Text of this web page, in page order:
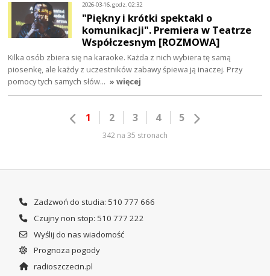
2026-03-16, godz. 02:32
"Piękny i krótki spektakl o
komunikacji". Premiera w Teatrze
Współczesnym [ROZMOWA]
Kilka osób zbiera się na karaoke. Każda z nich wybiera tę samą
piosenkę, ale każdy z uczestników zabawy śpiewa ją inaczej. Przy
pomocy tych samych słów… » więcej
1 2 3 4 5
342 na 35 stronach
Zadzwoń do studia: 510 777 666
Czujny non stop: 510 777 222
Wyślij do nas wiadomość
Prognoza pogody
radioszczecin.pl